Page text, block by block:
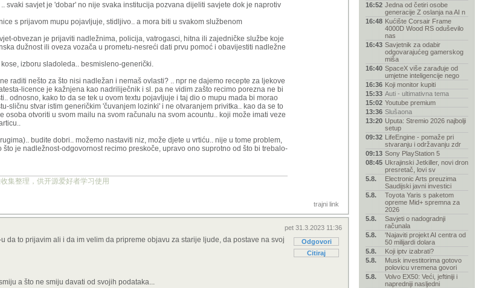
svaki savjet je 'dobar' no nije svaka institucija pozvana dijeliti savjete dok je naprotiv
s prijavom mupu pojavljuje, stidljivo.. a mora biti u svakom službenom
obvezan je prijaviti nadležnima, policija, vatrogasci, hitna ili zajedničke službe koje
dužnost ili oveza vozača u prometu-nesreći dati prvu pomoć i obavijestiti nadležne
izboru sladoleda.. besmisleno-generički.
raditi nešto za što nisi nadležan i nemaš ovlasti? .. npr ne dajemo recepte za ljekove
licence je kažnjena kao nadriliječnik i sl. pa ne vidim zašto recimo porezna ne bi
odnosno, kako to da se tek u ovom textu pojavljuje i taj dio o mupu mada bi morao
sličnu stvar istim generičkim 'čuvanjem lozinki' i ne otvaranjem privitka.. kao da se to
otvoriti u svom mailu na svom računalu na svom acountu.. koji može imati veze
budite dobri.. možemo nastaviti niz, može djete u vrtiću.. nije u tome problem,
je nadležnost-odgovornost recimo preskoče, upravo ono suprotno od što bi trebalo-
集整理，供开源爱好者学习使用
trajni link
pet 31.3.2023 11:36
Odgovori
Citiraj
da to prijavim ali i da im velim da pripreme objavu za starije ljude, da postave na svoj
a što ne smiju davati od svojih podataka...
16:52 Jedna od četiri osobe
generacije Z oslanja na AI n
16:48 Kućište Corsair Frame
4000D Wood RS oduševilo
nas
16:43 Savjetnik za odabir
odgovarajućeg gamerskog
miša
16:40 SpaceX više zarađuje od
umjetne inteligencije nego
16:36 Koji monitor kupiti
15:33 Auti - ultimativna tema
15:02 Youtube premium
13:36 Slušaona
13:20 Uputa: Stremio 2026 najbolji
setup
09:32 LifeEngine - pomaže pri
stvaranju i održavanju zdr
09:13 Sony PlayStation 5
08:45 Ukrajinski Jetkiller, novi dron
presretač, lovi sv
5.8.
Electronic Arts preuzima
Saudijski javni investici
5.8.
Toyota Yaris s paketom
opreme Mid+ spremna za
2026
5.8.
Savjeti o nadogradnji
računala
5.8.
'Najaviti projekt AI centra od
50 milijardi dolara
5.8.
Koji iptv izabrati?
5.8.
Musk investitorima gotovo
polovicu vremena govori
5.8.
Volvo EX50: Veći, jeftiniji i
napredniji nasljedni